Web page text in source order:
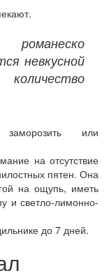
невкусной
или
на отсутствие
пятен. Она
на ощупь, иметь
и светло-лимонно-
до 7 дней.